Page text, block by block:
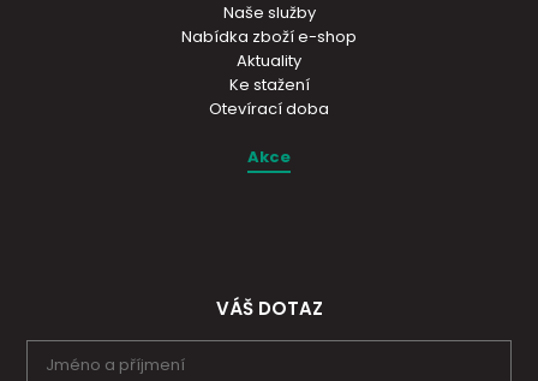
Naše služby
Nabídka zboží e-shop
Aktuality
Ke stažení
Otevírací doba
Akce
VÁŠ DOTAZ